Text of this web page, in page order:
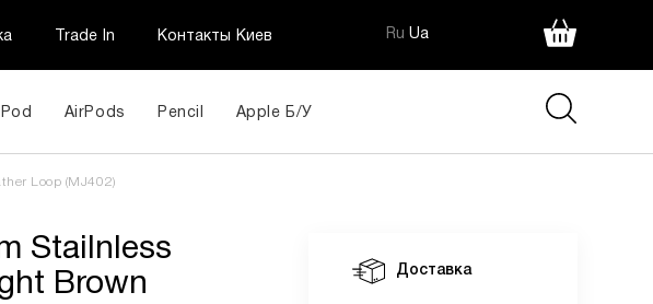
Trade In Контакты Киев Ru Ua
AirPods Pencil Apple Б/У
Loop (MJ402)
Stailnless
Brown
Доставка